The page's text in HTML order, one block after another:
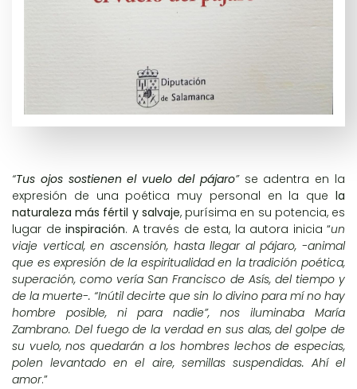
“Tus ojos sostienen el vuelo del pájaro” se adentra en la
expresión de una poética muy personal en la que la
naturaleza más fértil y salvaje, purísima en su potencia, es
lugar de inspiración. A través de esta, la autora inicia “un
viaje vertical, en ascensión, hasta llegar al pájaro, -animal
que es expresión de la espiritualidad en la tradición poética,
superación, como vería San Francisco de Asís, del tiempo y
de la muerte-. “Inútil decirte que sin lo divino para mí no hay
hombre posible, ni para nadie”, nos iluminaba María
Zambrano. Del fuego de la verdad en sus alas, del golpe de
su vuelo, nos quedarán a los hombres lechos de especias,
polen levantado en el aire, semillas suspendidas. Ahí el
amor.”